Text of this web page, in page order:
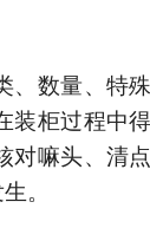
数量、特
柜过程中
嘛头、清
。